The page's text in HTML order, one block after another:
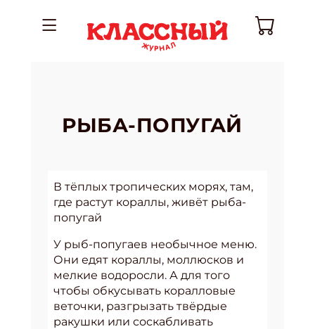
РЫБА-ПОПУГАЙ
В тёплых тропических морях, там,
где растут кораллы, живёт рыба-
попугай
У рыб-попугаев необычное меню.
Они едят кораллы, моллюсков и
мелкие водоросли. А для того
чтобы обкусывать коралловые
веточки, разгрызать твёрдые
ракушки или соскабливать